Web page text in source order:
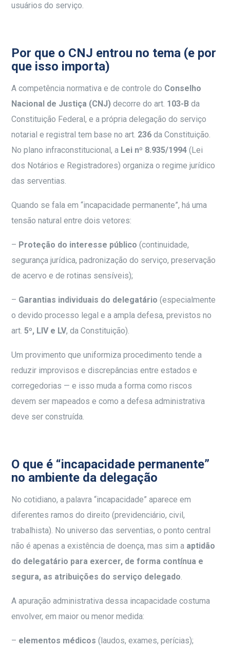
usuários do serviço.
Por que o CNJ entrou no tema (e por
que isso importa)
A competência normativa e de controle do Conselho
Nacional de Justiça (CNJ) decorre do art. 103-B da
Constituição Federal, e a própria delegação do serviço
notarial e registral tem base no art. 236 da Constituição.
No plano infraconstitucional, a Lei nº 8.935/1994 (Lei
dos Notários e Registradores) organiza o regime jurídico
das serventias.
Quando se fala em “incapacidade permanente”, há uma
tensão natural entre dois vetores:
– Proteção do interesse público (continuidade,
segurança jurídica, padronização do serviço, preservação
de acervo e de rotinas sensíveis);
– Garantias individuais do delegatário (especialmente
o devido processo legal e a ampla defesa, previstos no
art.5º, LIV e LV, da Constituição).
Um provimento que uniformiza procedimento tende a
reduzir improvisos e discrepâncias entre estados e
corregedorias — e isso muda a forma como riscos
devem ser mapeados e como a defesa administrativa
deve ser construída.
O que é “incapacidade permanente”
no ambiente da delegação
No cotidiano, a palavra “incapacidade” aparece em
diferentes ramos do direito (previdenciário, civil,
trabalhista). No universo das serventias, o ponto central
não é apenas a existência de doença, mas sim a aptidão
do delegatário para exercer, de forma contínua e
segura, as atribuições do serviço delegado.
A apuração administrativa dessa incapacidade costuma
envolver, em maior ou menor medida:
– elementos médicos (laudos, exames, perícias);